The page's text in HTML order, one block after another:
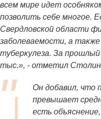
всем мире идет
позволить себе многое.
Свердловской области
заболеваемости, а
туберкулеза. За
тыс.», - отметил Столин
Он добавил, что
превышает
есть